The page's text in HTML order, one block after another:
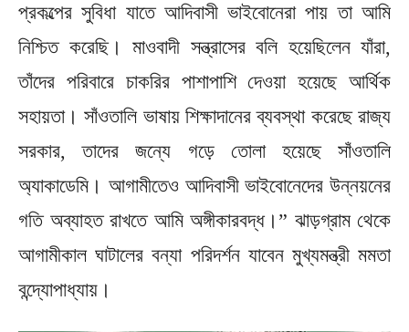
প্রকল্পের সুবিধা যাতে আদিবাসী ভাইবোনেরা পায় তা আমি
নিশ্চিত করেছি। মাওবাদী সন্ত্রাসের বলি হয়েছিলেন যাঁরা,
তাঁদের পরিবারে চাকরির পাশাপাশি দেওয়া হয়েছে আর্থিক
সহায়তা। সাঁওতালি ভাষায় শিক্ষাদানের ব্যবস্থা করেছে রাজ্য
সরকার, তাদের জন্যে গড়ে তোলা হয়েছে সাঁওতালি
অ্যাকাডেমি। আগামীতেও আদিবাসী ভাইবোনেদের উন্নয়নের
গতি অব্যাহত রাখতে আমি অঙ্গীকারবদ্ধ।” ঝাড়গ্রাম থেকে
আগামীকাল ঘাটালের বন্যা পরিদর্শন যাবেন মুখ্যমন্ত্রী মমতা
বন্দ্যোপাধ্যায়।